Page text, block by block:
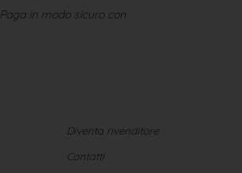
Paga in modo sicuro con
Diventa rivenditore
Contatti